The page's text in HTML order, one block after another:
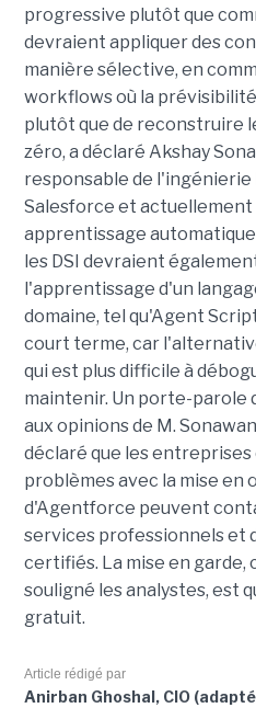
progressive plutôt que
devraient appliquer des
manière sélective, en
workflows où la
plutôt que de reconstruire
zéro, a déclaré Akshay
responsable de
Salesforce et actuellement
apprentissage
les DSI devraient
l'apprentissage d'un
domaine, tel qu'Agent
court terme, car
qui est plus difficile à
maintenir. Un porte-parole
aux opinions de M.
déclaré que les
problèmes avec la mise en
d'Agentforce peuvent
services professionnels et
certifiés. La mise en garde,
souligné les analystes, est
gratuit.
Article rédigé par
Anirban Ghoshal, CIO